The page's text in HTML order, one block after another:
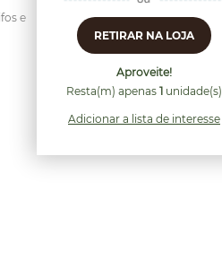
e
RETIRAR NA LOJA
Aproveite!
Resta(m) apenas 1 unidade(s)
Adicionar a lista de interesse